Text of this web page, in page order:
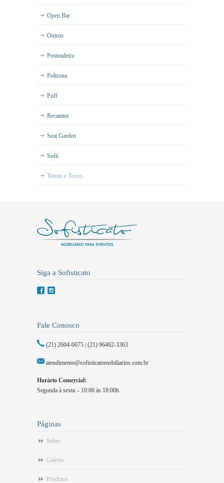
Open Bar
Outros
Penteadeira
Poltrona
Puff
Recamier
Seat Garden
Sofá
Totens e Torres
Siga a Sofisticato
Fale Conosco
(21) 2604-0075 | (21) 96462-3363
atendimento@sofisticatomobiliarios.com.br
Horário Comercial:
Segunda à sexta – 10:00 às 18:00h
Páginas
Sobre
Galeria
Produtos